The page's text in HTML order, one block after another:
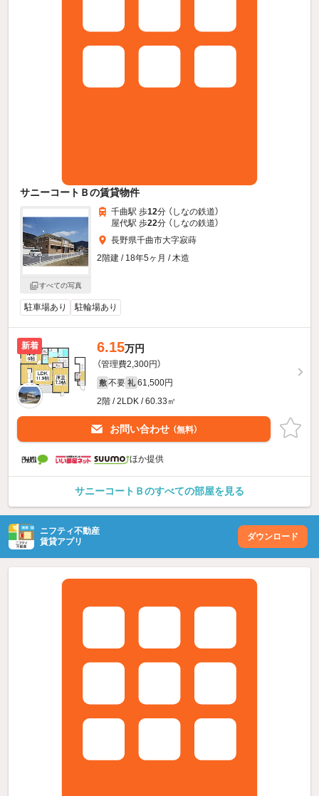
サニーコートＢの賃貸物件
すべての写真
千曲駅 歩12分 （しなの鉄道）
屋代駅 歩22分 （しなの鉄道）
長野県千曲市大字寂蒔
2階建 / 18年5ヶ月 / 木造
駐車場あり 駐輪場あり
新着 6.15万円
（管理費2,300円）
敷 不要 礼 61,500円
2階 / 2LDK / 60.33㎡
お問い合わせ （無料）
ほか提供
サニーコートＢのすべての部屋を見る
ニフティ不動産
賃貸アプリ
ダウンロード